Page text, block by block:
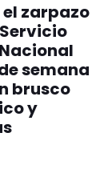
el zarpazo
semana
brusco
y